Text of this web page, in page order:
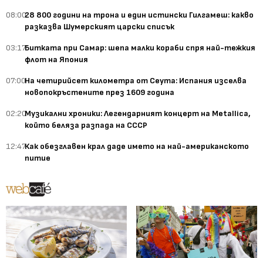
08:0028 800 години на трона и един истински Гилгамеш: какво
разказва Шумерският царски списък
03:17Битката при Самар: шепа малки кораби спря най-тежкия
флот на Япония
07:00На четирийсет километра от Сеута: Испания изселва
новопокръстените през 1609 година
02:20Музикални хроники: Легендарният концерт на Metallica,
който беляза разпада на СССР
12:47Как обезглавен крал даде името на най-американското
питие